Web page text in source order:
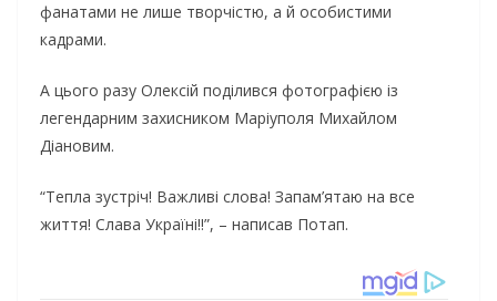
фанатами не лише творчістю, а й особистими
кадрами.
А цього разу Олексій поділився фотографією із
легендарним захисником Маріуполя Михайлом
Діановим.
“Тепла зустріч! Важливі слова! Запам’ятаю на все
життя! Слава Україні!!”, – написав Потап.